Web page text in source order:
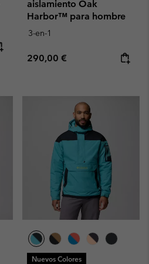
aislamiento Oak
Harbor™ para hombre
3-en-1
Regular price:
290,00 €
Nuevos Colores